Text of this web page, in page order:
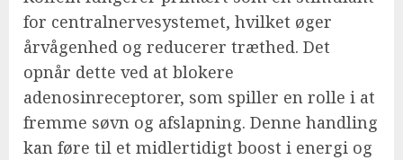
for centralnervesystemet, hvilket øger
årvågenhed og reducerer træthed. Det
opnår dette ved at blokere
adenosinreceptorer, som spiller en rolle i at
fremme søvn og afslapning. Denne handling
kan føre til et midlertidigt boost i energi og